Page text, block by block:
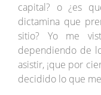
capital? o ¿es
dictamina que
sitio? Yo me
dependiendo de
asistir, ¡que por
decidido lo que